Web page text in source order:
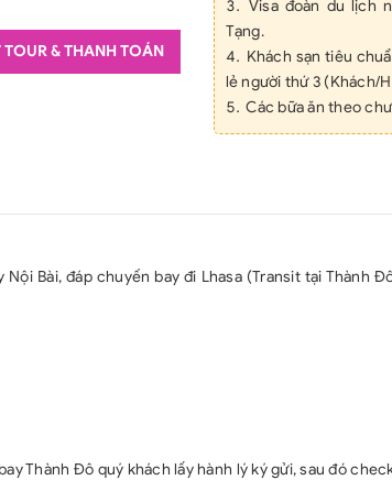
& THANH TOÁN
Visa đoàn du lịch
Tạng.
Khách sạn tiêu
lẻ người thứ 3 (Khách/
Các bữa ăn theo
Nước uống 2 chai/
Phí tham quan và
Hướng dẫn viên từ
Bảo hiểm du lịch
Phụ thu phòng
Chi phí làm visa
Hành lý quá cước
Bài, đáp chuyến bay đi Lhasa (Transit tại Thành
Thành Đô quý khách lấy hành lý ký gửi, sau đó